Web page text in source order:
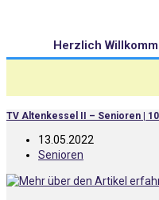
Herzlich
TV Altenkessel II – Senioren |
13.05.2022
Senioren